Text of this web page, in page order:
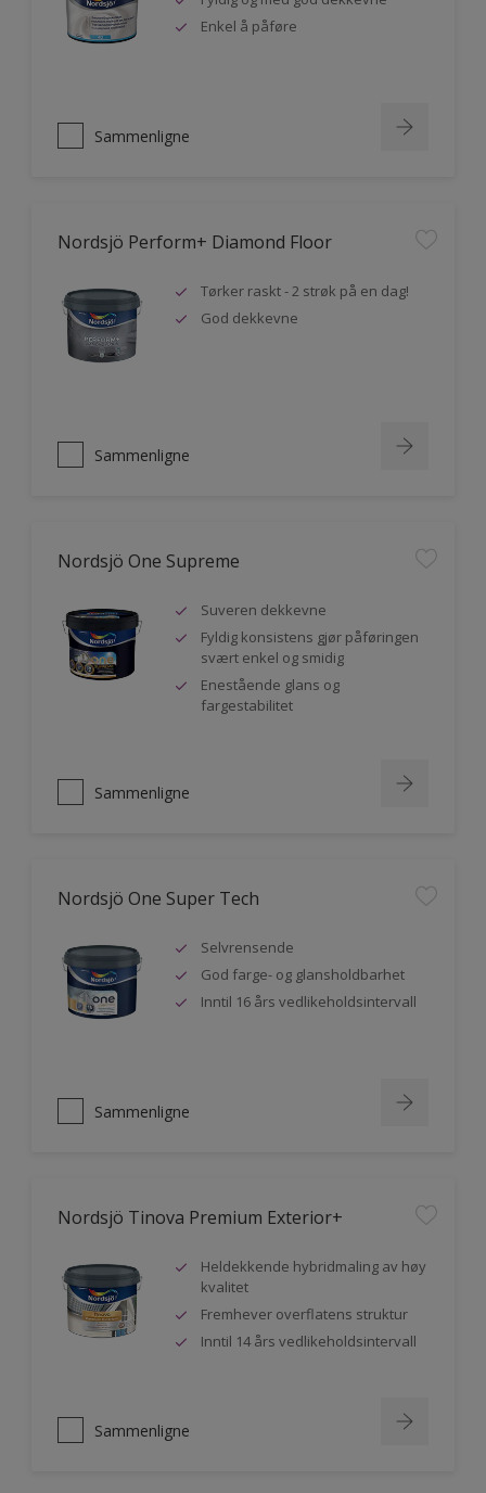
Enkel å påføre
Sammenligne
Nordsjö Perform+ Diamond Floor
Tørker raskt - 2 strøk på en dag!
God dekkevne
Sammenligne
Nordsjö One Supreme
Suveren dekkevne
Fyldig konsistens gjør påføringen
svært enkel og smidig
Enestående glans og
fargestabilitet
Sammenligne
Nordsjö One Super Tech
Selvrensende
God farge- og glansholdbarhet
Inntil 16 års vedlikeholdsintervall
Sammenligne
Nordsjö Tinova Premium Exterior+
Heldekkende hybridmaling av høy
kvalitet
Fremhever overflatens struktur
Inntil 14 års vedlikeholdsintervall
Sammenligne